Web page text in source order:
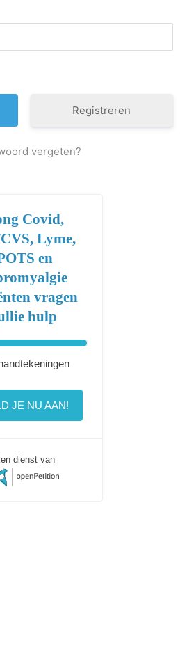
Registreren
vergeten?
Covid,
Lyme,
en
vragen
hulp
JE NU AAN!
dienst van